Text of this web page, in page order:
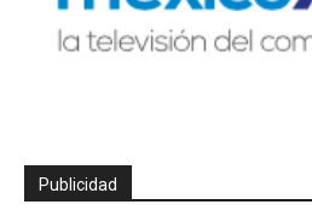
Publicidad